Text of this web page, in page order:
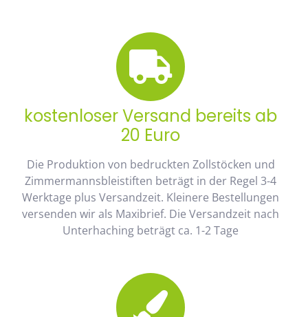
kostenloser Versand bereits ab
20 Euro
Die Produktion von bedruckten Zollstöcken und
Zimmermannsbleistiften beträgt in der Regel 3-4
Werktage plus Versandzeit. Kleinere Bestellungen
versenden wir als Maxibrief. Die Versandzeit nach
Unterhaching beträgt ca. 1-2 Tage